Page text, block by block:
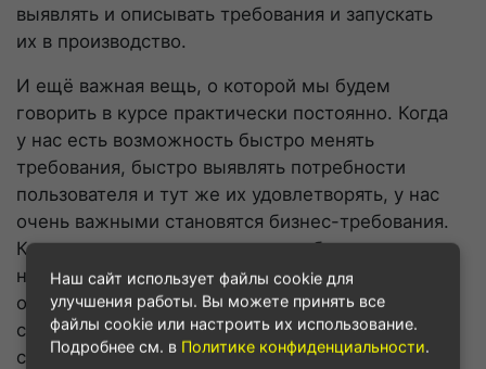
выявлять и описывать требования и запускать
их в производство.
И ещё важная вещь, о которой мы будем
говорить в курсе практически постоянно. Когда
у нас есть возможность быстро менять
требования, быстро выявлять потребности
пользователя и тут же их удовлетворять, у нас
очень важными становятся бизнес-требования.
Когда мычто-топостоянно дорабатываем
на нашем сайте или сервисе, очень легко
отклониться от намеченного курса и утратить
свою концепцию. Это часто происходит
с
интернет-продуктами: когда концепция
Наш сайт использует файлы cookie для
улучшения работы. Вы можете принять все
файлы cookie или настроить их использование.
Подробнее см. в Политике конфиденциальности